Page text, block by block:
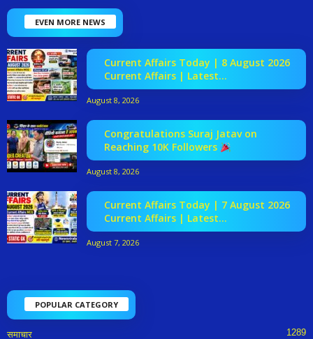
EVEN MORE NEWS
Current Affairs Today | 8 August 2026
Current Affairs | Latest...
August 8, 2026
Congratulations Suraj Jatav on
Reaching 10K Followers
August 8, 2026
Current Affairs Today | 7 August 2026
Current Affairs | Latest...
August 7, 2026
POPULAR CATEGORY
समाचार 1289